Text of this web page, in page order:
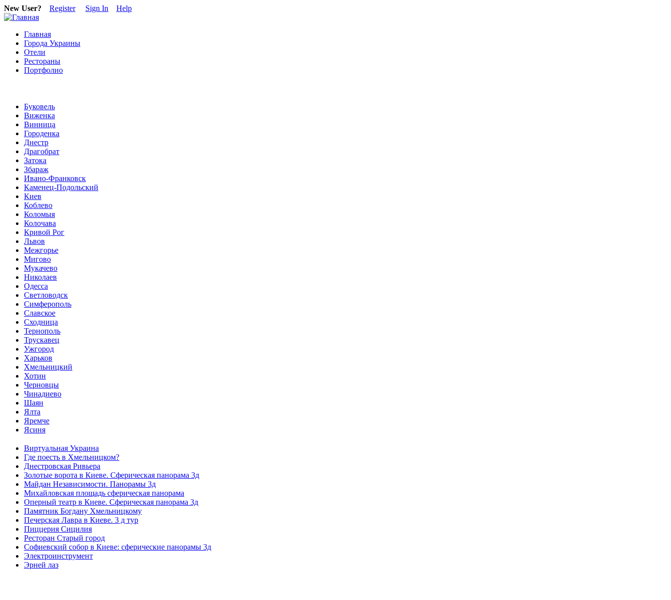
New User? Register Sign In Help
Главная
Города Украины
Отели
Рестораны
Портфолио
Буковель
Виженка
Винница
Городенка
Днестр
Драгобрат
Затока
Збараж
Ивано-Франковск
Каменец-Подольский
Киев
Коблево
Коломыя
Колочава
Кривой Рог
Львов
Межгорье
Мигово
Мукачево
Николаев
Одесса
Светловодск
Симферополь
Славское
Сходница
Тернополь
Трускавец
Ужгород
Харьков
Хмельницкий
Хотин
Черновцы
Чинадиево
Шаян
Ялта
Яремче
Ясиня
Виртуальная Украина
Где поесть в Хмельницком?
Днестровская Ривьера
Золотые ворота в Киеве. Сферическая панорама 3д
Майдан Независимости. Панорамы 3д
Михайловская площадь сферическая панорама
Оперный театр в Киеве. Сферическая панорама 3д
Памятник Богдану Хмельницкому
Печерская Лавра в Киеве. 3 д тур
Пиццерия Сицилия
Ресторан Старый город
Софиевский собор в Киеве: сферические панорамы 3д
Электроинструмент
Эрней лаз